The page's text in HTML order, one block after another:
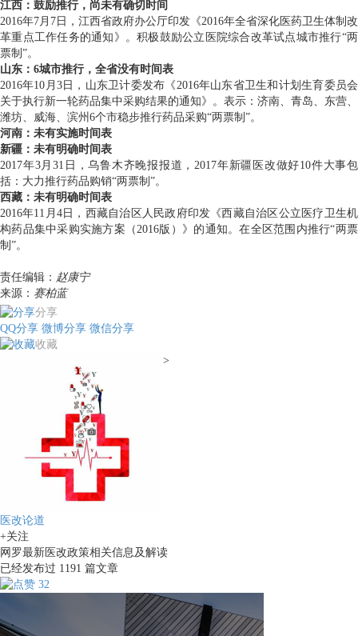
江西：鼓励推行，尚未有确切时间
2016年7月7日，江西省政府办公厅印发《2016年全省深化医药卫生体制改
革重点工作任务的通知》。积极鼓励公立医院综合改革试点城市推行“两
票制”。
山东：6城市推行，全省没有时间表
2016年10月3日，山东卫计委发布《2016年山东省卫生和计划生育委员会
关于执行新一轮药品集中采购结果的通知》。表示：济南、青岛、东营、
潍坊、威海、滨州6个市稳步推行药品采购“两票制”。
河南：未有实施时间表
新疆：未有明确时间表
2017年3月31日，乌鲁木齐晚报报道，2017年新疆医改做好10件大事包
括：大力推行药品购销“两票制”。
西藏：未有明确时间表
2016年11月4日，西藏自治区人民政府印发《西藏自治区公立医疗卫生机
构药品集中采购实施方案（2016版）》的通知。在全区范围内推行“两票
制”。
责任编辑： 赵康宁
来源： 赛柏蓝
分享
QQ分享 微博分享 微信分享
收藏
>
医改论道
+关注
网罗最新医改政策相关信息及解读
已经发布过 1191 篇文章
32